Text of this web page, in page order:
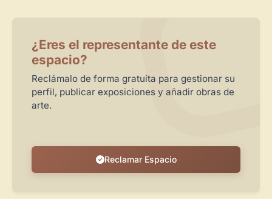
¿Eres el representante de este
espacio?
Reclámalo de forma gratuita para gestionar su
perfil, publicar exposiciones y añadir obras de
arte.
Reclamar Espacio